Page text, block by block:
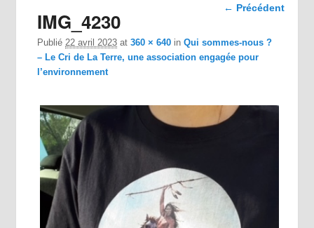
Navigation
← Précédent
IMG_4230
Publié22 avril 2023 at360 × 640 inQui sommes-nous ?
– Le Cri de La Terre, une association engagée pour
l’environnement